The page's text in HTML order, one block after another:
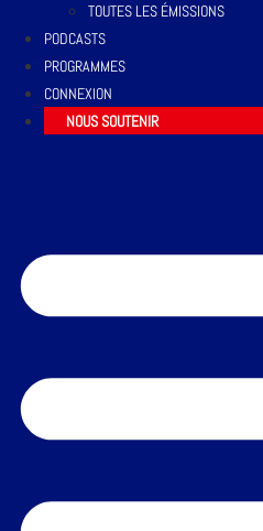
TOUTES LES ÉMISSIONS
PODCASTS
PROGRAMMES
CONNEXION
NOUS SOUTENIR